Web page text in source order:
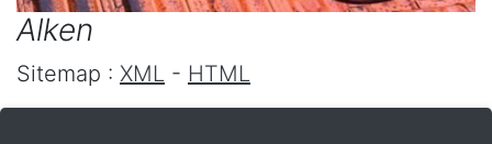
Alken
Sitemap : XML - HTML